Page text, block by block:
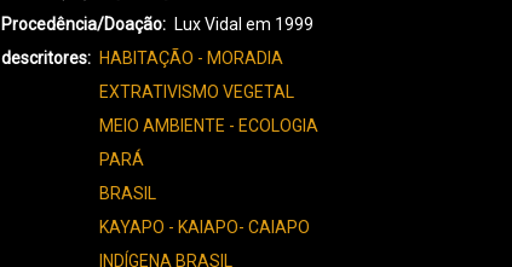
Procedência/Doação
Lux Vidal em 1999
descritores
HABITAÇÃO - MORADIA
EXTRATIVISMO VEGETAL
MEIO AMBIENTE - ECOLOGIA
PARÁ
BRASIL
KAYAPO - KAIAPO- CAIAPO
INDÍGENA BRASIL